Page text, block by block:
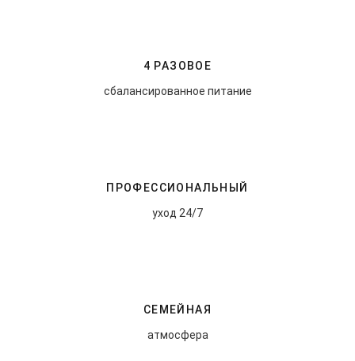
4 РАЗОВОЕ
сбалансированное питание
ПРОФЕССИОНАЛЬНЫЙ
уход 24/7
СЕМЕЙНАЯ
атмосфера